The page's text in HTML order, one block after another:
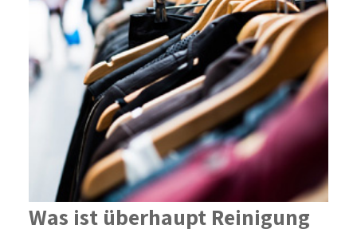
Was ist überhaupt Reinigung